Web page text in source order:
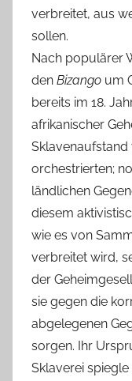
verbreitet, aus
sollen.
Nach populärer
den Bizango um
bereits im 18.
afrikanischer
Sklavenaufstand
orchestrierten;
ländlichen
diesem
wie es von
verbreitet wird,
der
sie gegen die
abgelegenen
sorgen. Ihr
Sklaverei